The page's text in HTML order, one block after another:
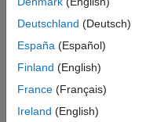
すべて展開する
behavior
Deutschland (Deutsch)
España (Español)
Finland (English)
France (Français)
Ireland (English)